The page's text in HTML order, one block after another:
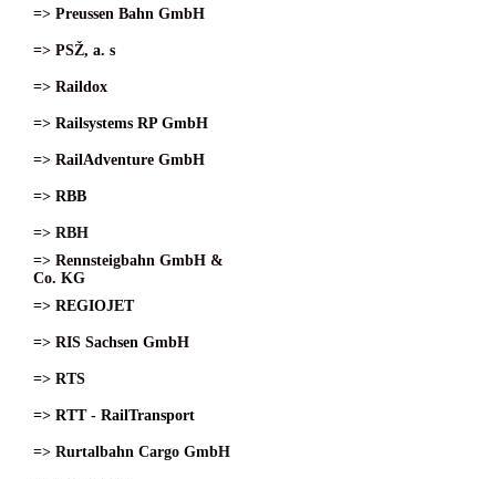
=> Preussen Bahn GmbH
=> PSŽ, a. s
=> Raildox
=> Railsystems RP GmbH
=> RailAdventure GmbH
=> RBB
=> RBH
=> Rennsteigbahn GmbH &
Co. KG
=> REGIOJET
=> RIS Sachsen GmbH
=> RTS
=> RTT - RailTransport
=> Rurtalbahn Cargo GmbH